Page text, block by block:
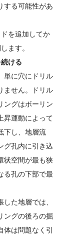
する可能性があ
を追加してか
ます。
ける
単に穴にドリル
ません。ドリル
ングはボーリン
昇運動によって
下し、地層流
グ孔内に引き込
状空間が最も狭
る孔の下部で最
た地層では、
ングの後ろの掘
体は問題なく引